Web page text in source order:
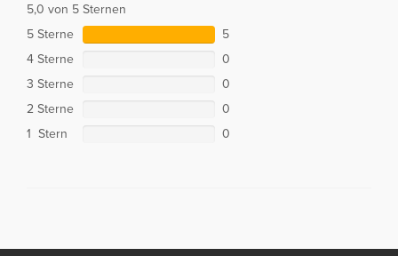
5,0 von 5 Sternen
5 Sterne
5
4 Sterne
0
3 Sterne
0
2 Sterne
0
1 Stern
0